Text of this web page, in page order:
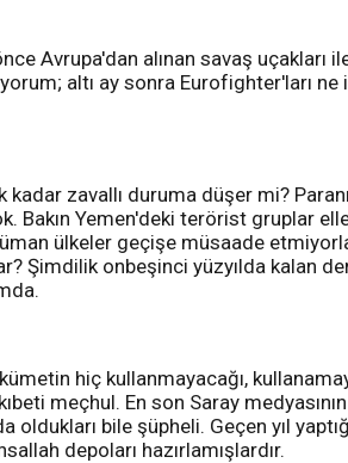
Avrupa'dan alınan savaş
altı ay sonra Eurofighter'ları ne
zavallı duruma düşer mi?
Bakın Yemen'deki terörist gruplar
ülkeler geçişe müsaade
Şimdilik onbeşinci yüzyılda kalan
hiç kullanmayacağı,
meçhul. En son Saray
bile şüpheli. Geçen yıl
depoları hazırlamışlardır.